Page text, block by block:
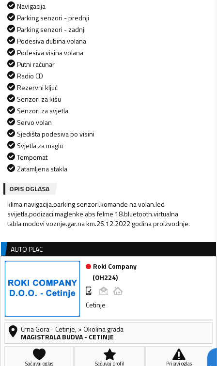
Navigacija
Parking senzori - prednji
Parking senzori - zadnji
Podesiva dubina volana
Podesiva visina volana
Putni računar
Radio CD
Rezervni ključ
Senzori za kišu
Senzori za svjetla
Servo volan
Sjedišta podesiva po visini
Svjetla za maglu
Tempomat
Zatamljena stakla
OPIS OGLASA
klima navigacija.parking senzori.komande na volan.led
svijetla.podizaci.maglenke.abs felme 18.bluetooth.virtualna
tabla.modovi voznje.gar.na km.26.12.2022 godina proizvodnje.
AUTO PLAC
Roki Company
(OH224)
Cetinje
Crna Gora-Cetinje,> Okolina grada
MAGISTRALA BUDVA - CETINJE
Sačuvaj oglas Sačuvaj profil Prijavi oglas